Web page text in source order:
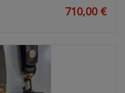
710,00 €